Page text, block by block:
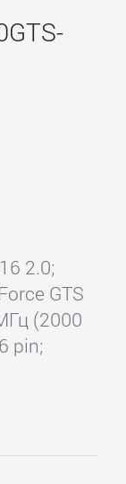
2.0;
GTS
(2000
pin;